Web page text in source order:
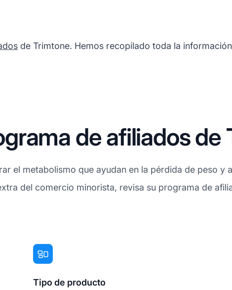
de Trimtone. Hemos recopilado toda la
de afiliados de
el metabolismo que ayudan en la pérdida de peso y
del comercio minorista, revisa su programa de
Tipo de producto